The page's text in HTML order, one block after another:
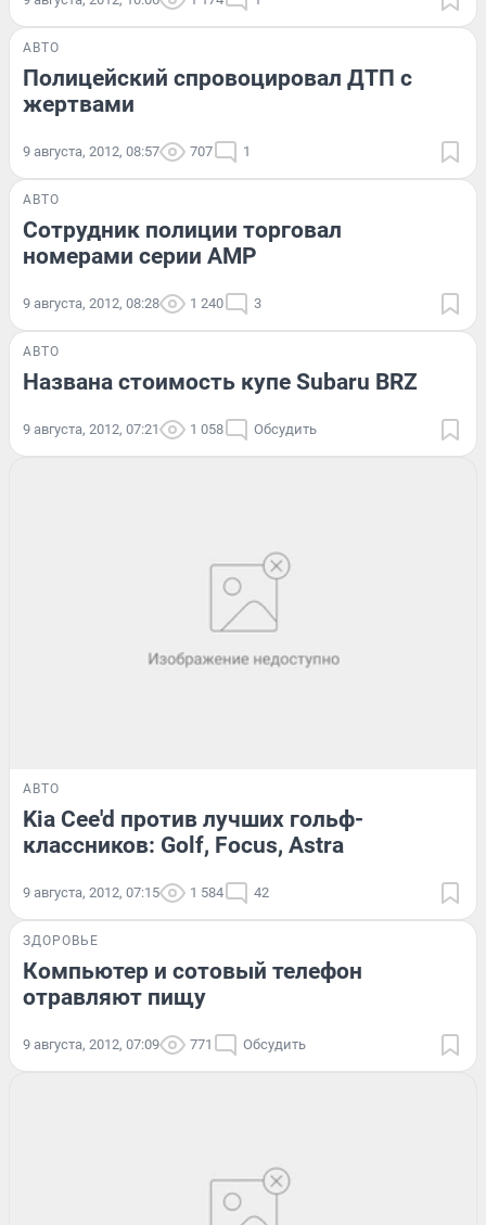
АВТО
Полицейский спровоцировал ДТП с
жертвами
9 августа, 2012, 08:57 707 1
АВТО
Сотрудник полиции торговал
номерами серии АМР
9 августа, 2012, 08:28 1 240 3
АВТО
Названа стоимость купе Subaru BRZ
9 августа, 2012, 07:21 1 058 Обсудить
АВТО
Kia Cee'd против лучших гольф-
классников: Golf, Focus, Astra
9 августа, 2012, 07:15 1 584 42
ЗДОРОВЬЕ
Компьютер и сотовый телефон
отравляют пищу
9 августа, 2012, 07:09 771 Обсудить